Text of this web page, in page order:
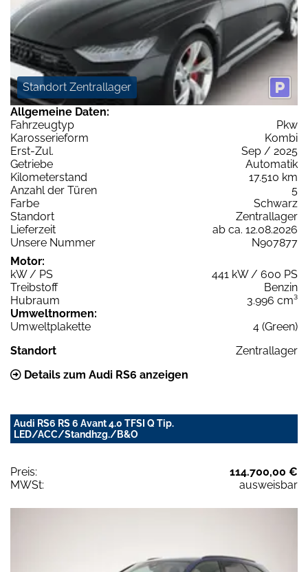
Standort Zentrallager
Allgemeine Daten:
Fahrzeugtyp
Pkw
Karosserieform
Kombi
Erst-Zul.
Sep / 2025
Getriebe
Automatik
Kilometerstand
17.510 km
Anzahl der Türen
5
Farbe
Schwarz
Standort
Zentrallager
Lieferzeit
ab ca. 12.08.2026
Unsere Nummer
N907877
Motor:
kW / PS
441 kW / 600 PS
Treibstoff
Benzin
Hubraum
3.996 cm³
Umweltnormen:
Umweltplakette
4 (Green)
Standort
Zentrallager
Details zum Audi RS6 anzeigen
Audi RS6 RS 6 Avant 4.0 TFSI Q Tip.
LED/ACC/Standhzg./B&O
Preis:
114.700,00 €
MWSt:
ausweisbar